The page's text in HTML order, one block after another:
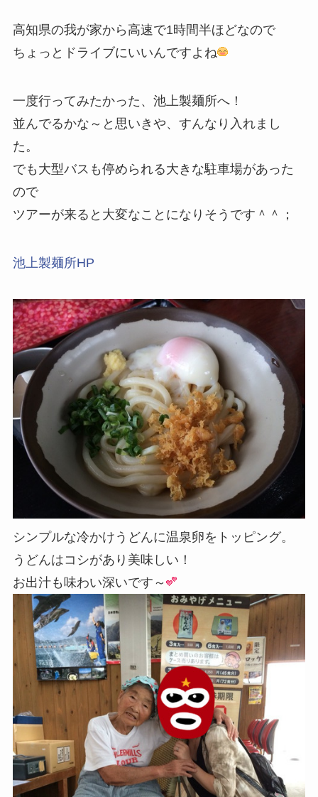
高知県の我が家から高速で1時間半ほどなので
ちょっとドライブにいいんですよね
一度行ってみたかった、池上製麺所へ！
並んでるかな～と思いきや、すんなり入れまし
た。
でも大型バスも停められる大きな駐車場があった
ので
ツアーが来ると大変なことになりそうです＾＾；
池上製麺所HP
シンプルな冷かけうどんに温泉卵をトッピング。
うどんはコシがあり美味しい！
お出汁も味わい深いです～